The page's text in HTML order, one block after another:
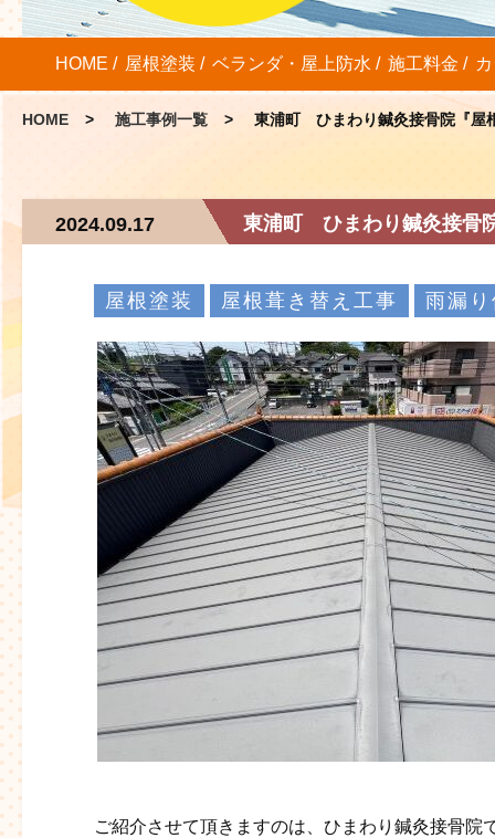
HOME 屋根塗装 ベランダ・屋上防水 施工料金
HOME 施工事例一覧 東浦町 ひまわり鍼灸接骨院『屋
東浦町 ひまわり鍼灸接骨
2024.09.17
屋根塗装 屋根葺き替え工事 雨漏
ご紹介させて頂きますのは、ひまわり鍼灸接骨院